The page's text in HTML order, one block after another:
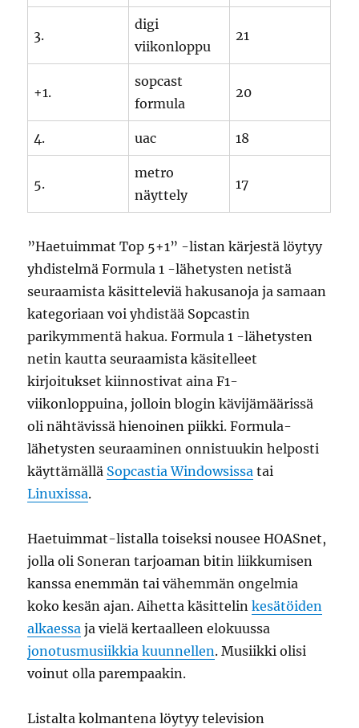
3.
digi
viikonloppu
21
+1.
sopcast
formula
20
4. uac 18
5.
metro
näyttely
17
”Haetuimmat Top 5+1” -listan kärjestä löytyy
yhdistelmä Formula 1 -lähetysten netistä
seuraamista käsitteleviä hakusanoja ja samaan
kategoriaan voi yhdistää Sopcastin
parikymmentä hakua. Formula 1 -lähetysten
netin kautta seuraamista käsitelleet
kirjoitukset kiinnostivat aina F1-
viikonloppuina, jolloin blogin kävijämäärissä
oli nähtävissä hienoinen piikki. Formula-
lähetysten seuraaminen onnistuukin helposti
käyttämällä Sopcastia Windowsissa tai
Linuxissa.
Haetuimmat-listalla toiseksi nousee HOASnet,
jolla oli Soneran tarjoaman bitin liikkumisen
kanssa enemmän tai vähemmän ongelmia
koko kesän ajan. Aihetta käsittelinkesätöiden
alkaessa ja vielä kertaalleen elokuussa
jonotusmusiikkia kuunnellen. Musiikki olisi
voinut olla parempaakin.
Listalta kolmantena löytyy television